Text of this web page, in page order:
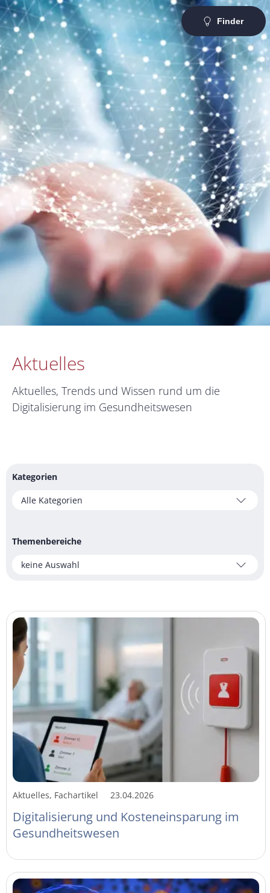
Finder
Aktuelles
Aktuelles, Trends und Wissen rund um die
Digitalisierung im Gesundheitswesen
Kategorien
Alle Kategorien
Themenbereiche
keine Auswahl
Aktuelles, Fachartikel 23.04.2026
Digitalisierung und Kosteneinsparung im
Gesundheitswesen